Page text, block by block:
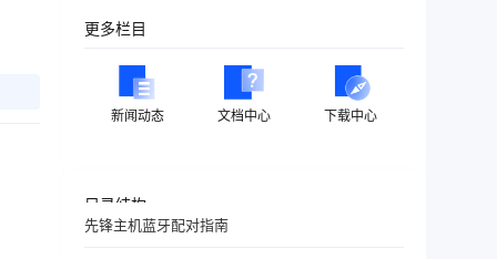
更多栏目
新闻动态 文档中心 下载中心
目录结构
先锋主机蓝牙配对指南